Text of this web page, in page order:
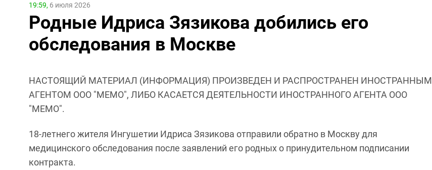
19:59, 6 июля 2026
Родные Идриса Зязикова добились его
обследования в Москве
НАСТОЯЩИЙ МАТЕРИАЛ (ИНФОРМАЦИЯ) ПРОИЗВЕДЕН И РАСПРОСТРАНЕН ИНОСТРАННЫМ
АГЕНТОМ ООО "МЕМО", ЛИБО КАСАЕТСЯ ДЕЯТЕЛЬНОСТИ ИНОСТРАННОГО АГЕНТА ООО
"МЕМО".
18-летнего жителя Ингушетии Идриса Зязикова отправили обратно в Москву для
медицинского обследования после заявлений его родных о принудительном подписании
контракта.